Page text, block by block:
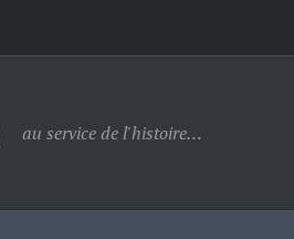
au service de l'histoire…